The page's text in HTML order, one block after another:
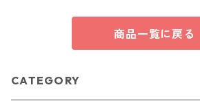
商品一覧に戻る
CATEGORY